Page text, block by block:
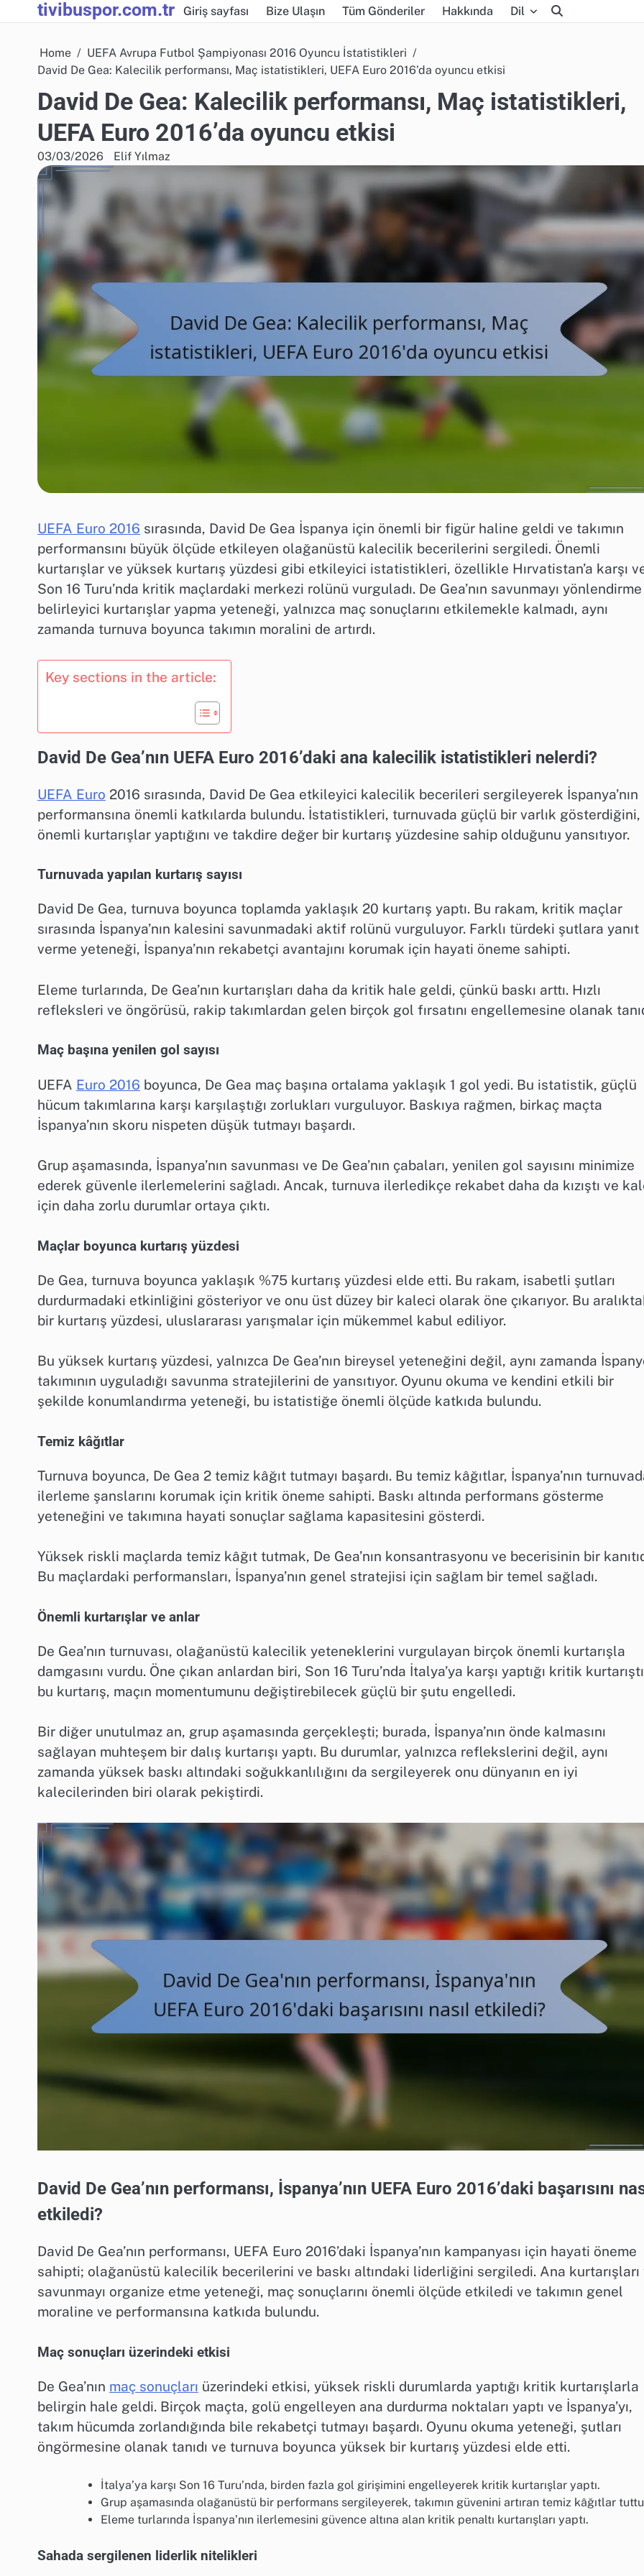
to
tivibuspor.com.tr Giriş sayfası Bize Ulaşın Tüm Gönderiler Hakkında Dil
Home
UEFA Avrupa Futbol Şampiyonası 2016 Oyuncu İstatistikleri
David De Gea: Kalecilik performansı, Maç istatistikleri, UEFA Euro 2016’da oyuncu etkisi
David De Gea: Kalecilik performansı, Maç istatistikleri,
UEFA Euro 2016’da oyuncu etkisi
03/03/2026 Elif Yılmaz
UEFA Euro 2016 sırasında, David De Gea İspanya için önemli bir figür haline geldi ve takımın
performansını büyük ölçüde etkileyen olağanüstü kalecilik becerilerini sergiledi. Önemli
kurtarışlar ve yüksek kurtarış yüzdesi gibi etkileyici istatistikleri, özellikle Hırvatistan’a karşı
Son 16 Turu’nda kritik maçlardaki merkezi rolünü vurguladı. De Gea’nın savunmayı
belirleyici kurtarışlar yapma yeteneği, yalnızca maç sonuçlarını etkilemekle kalmadı, aynı
zamanda turnuva boyunca takımın moralini de artırdı.
Key sections in the article:
David De Gea’nın UEFA Euro 2016’daki ana kalecilik istatistikleri nelerdi?
UEFA Euro 2016 sırasında, David De Gea etkileyici kalecilik becerileri sergileyerek İspanya’nın
performansına önemli katkılarda bulundu. İstatistikleri, turnuvada güçlü bir varlık gösterdiğini,
önemli kurtarışlar yaptığını ve takdire değer bir kurtarış yüzdesine sahip olduğunu yansıtıyor.
Turnuvada yapılan kurtarış sayısı
David De Gea, turnuva boyunca toplamda yaklaşık 20 kurtarış yaptı. Bu rakam, kritik maçlar
sırasında İspanya’nın kalesini savunmadaki aktif rolünü vurguluyor. Farklı türdeki şutlara yanıt
verme yeteneği, İspanya’nın rekabetçi avantajını korumak için hayati öneme sahipti.
Eleme turlarında, De Gea’nın kurtarışları daha da kritik hale geldi, çünkü baskı arttı. Hızlı
refleksleri ve öngörüsü, rakip takımlardan gelen birçok gol fırsatını engellemesine olanak
Maç başına yenilen gol sayısı
UEFA Euro 2016 boyunca, De Gea maç başına ortalama yaklaşık 1 gol yedi. Bu istatistik, güçlü
hücum takımlarına karşı karşılaştığı zorlukları vurguluyor. Baskıya rağmen, birkaç maçta
İspanya’nın skoru nispeten düşük tutmayı başardı.
Grup aşamasında, İspanya’nın savunması ve De Gea’nın çabaları, yenilen gol sayısını minimize
ederek güvenle ilerlemelerini sağladı. Ancak, turnuva ilerledikçe rekabet daha da kızıştı ve
için daha zorlu durumlar ortaya çıktı.
Maçlar boyunca kurtarış yüzdesi
De Gea, turnuva boyunca yaklaşık %75 kurtarış yüzdesi elde etti. Bu rakam, isabetli şutları
durdurmadaki etkinliğini gösteriyor ve onu üst düzey bir kaleci olarak öne çıkarıyor. Bu
bir kurtarış yüzdesi, uluslararası yarışmalar için mükemmel kabul ediliyor.
Bu yüksek kurtarış yüzdesi, yalnızca De Gea’nın bireysel yeteneğini değil, aynı zamanda
takımının uyguladığı savunma stratejilerini de yansıtıyor. Oyunu okuma ve kendini etkili bir
şekilde konumlandırma yeteneği, bu istatistiğe önemli ölçüde katkıda bulundu.
Temiz kâğıtlar
Turnuva boyunca, De Gea 2 temiz kâğıt tutmayı başardı. Bu temiz kâğıtlar, İspanya’nın
ilerleme şanslarını korumak için kritik öneme sahipti. Baskı altında performans gösterme
yeteneğini ve takımına hayati sonuçlar sağlama kapasitesini gösterdi.
Yüksek riskli maçlarda temiz kâğıt tutmak, De Gea’nın konsantrasyonu ve becerisinin bir
Bu maçlardaki performansları, İspanya’nın genel stratejisi için sağlam bir temel sağladı.
Önemli kurtarışlar ve anlar
De Gea’nın turnuvası, olağanüstü kalecilik yeteneklerini vurgulayan birçok önemli kurtarışla
damgasını vurdu. Öne çıkan anlardan biri, Son 16 Turu’nda İtalya’ya karşı yaptığı kritik
bu kurtarış, maçın momentumunu değiştirebilecek güçlü bir şutu engelledi.
Bir diğer unutulmaz an, grup aşamasında gerçekleşti; burada, İspanya’nın önde kalmasını
sağlayan muhteşem bir dalış kurtarışı yaptı. Bu durumlar, yalnızca reflekslerini değil, aynı
zamanda yüksek baskı altındaki soğukkanlılığını da sergileyerek onu dünyanın en iyi
kalecilerinden biri olarak pekiştirdi.
David De Gea’nın performansı, İspanya’nın UEFA Euro 2016’daki başarısını
etkiledi?
David De Gea’nın performansı, UEFA Euro 2016’daki İspanya’nın kampanyası için hayati öneme
sahipti; olağanüstü kalecilik becerilerini ve baskı altındaki liderliğini sergiledi. Ana kurtarışları
savunmayı organize etme yeteneği, maç sonuçlarını önemli ölçüde etkiledi ve takımın genel
moraline ve performansına katkıda bulundu.
Maç sonuçları üzerindeki etkisi
De Gea’nın maç sonuçları üzerindeki etkisi, yüksek riskli durumlarda yaptığı kritik kurtarışlarla
belirgin hale geldi. Birçok maçta, golü engelleyen ana durdurma noktaları yaptı ve İspanya’yı,
takım hücumda zorlandığında bile rekabetçi tutmayı başardı. Oyunu okuma yeteneği, şutları
öngörmesine olanak tanıdı ve turnuva boyunca yüksek bir kurtarış yüzdesi elde etti.
İtalya’ya karşı Son 16 Turu’nda, birden fazla gol girişimini engelleyerek kritik kurtarışlar yaptı.
Grup aşamasında olağanüstü bir performans sergileyerek, takımın güvenini artıran temiz kâğıtlar
Eleme turlarında İspanya’nın ilerlemesini güvence altına alan kritik penaltı kurtarışları yaptı.
Sahada sergilenen liderlik nitelikleri